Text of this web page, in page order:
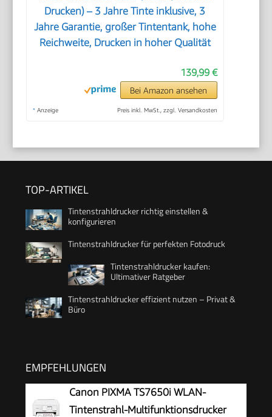
Drucken) – 3 Jahre Tinte inklusive, 3
Jahre Garantie, großer Tintentank, hohe
Reichweite, Drucken in hoher Qualität
139,99 €
Bei Amazon ansehen
* Anzeige Preis inkl. MwSt., zzgl. Versandkosten
TOP-ARTIKEL
Tintenstrahldrucker richtig einstellen &
konfigurieren
Tintenstrahldrucker für perfekten Fotodruck
Tintenstrahldrucker kaufen:
Ultimativer Ratgeber
Tintenstrahldrucker effizient nutzen – Privat &
Büro
EMPFEHLUNGEN
Canon PIXMA TS7650i WLAN-
Tintenstrahl-Multifunktionsdrucker